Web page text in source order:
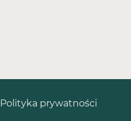
Polityka prywatności